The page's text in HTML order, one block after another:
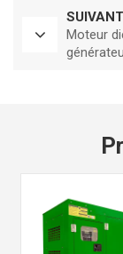
SUIVANT
Moteur